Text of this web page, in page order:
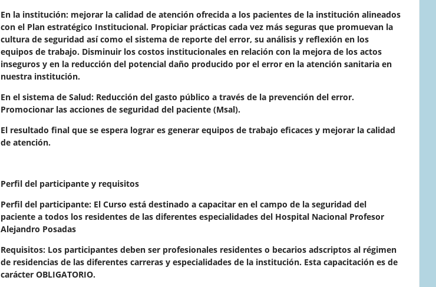
En la institución: mejorar la calidad de atención ofrecida a los pacientes de la institución alineados
con el Plan estratégico Institucional. Propiciar prácticas cada vez más seguras que promuevan la
cultura de seguridad así como el sistema de reporte del error, su análisis y reflexión en los
equipos de trabajo. Disminuir los costos institucionales en relación con la mejora de los actos
inseguros y en la reducción del potencial daño producido por el error en la atención sanitaria en
nuestra institución.
En el sistema de Salud: Reducción del gasto público a través de la prevención del error.
Promocionar las acciones de seguridad del paciente (Msal).
El resultado final que se espera lograr es generar equipos de trabajo eficaces y mejorar la calidad
de atención.
Perfil del participante y requisitos
Perfil del participante: El Curso está destinado a capacitar en el campo de la seguridad del
paciente a todos los residentes de las diferentes especialidades del Hospital Nacional Profesor
Alejandro Posadas
Requisitos: Los participantes deben ser profesionales residentes o becarios adscriptos al régimen
de residencias de las diferentes carreras y especialidades de la institución. Esta capacitación es de
carácter OBLIGATORIO.